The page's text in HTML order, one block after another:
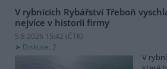
V rybnících Rybářství Třeboň
nejvíce v historii firmy
5.8.2026 15:42 (ČTK)
Diskuse: 2
V